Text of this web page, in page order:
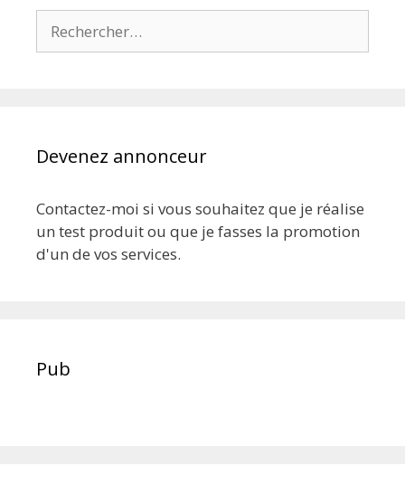
Devenez annonceur
Contactez-moi si vous souhaitez que je réalise
un test produit ou que je fasses la promotion
d'un de vos services.
Pub